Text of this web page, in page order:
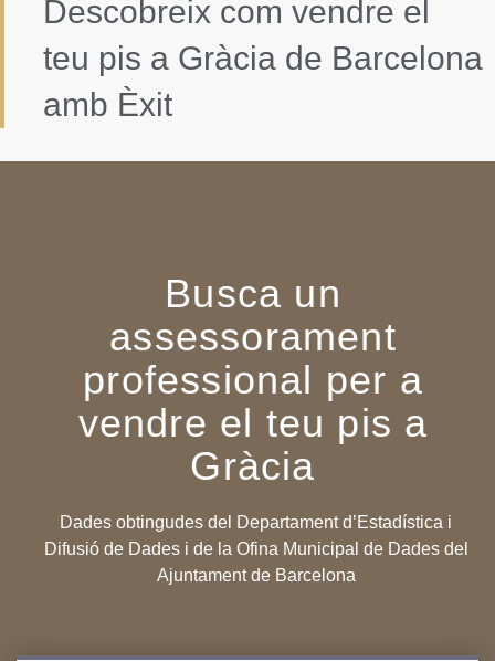
Descobreix com vendre el
teu pis a Gràcia de Barcelona
amb Èxit
Busca un
assessorament
professional per a
vendre el teu pis a
Gràcia
Dades obtingudes del Departament d’Estadística i
Difusió de Dades i de la Ofina Municipal de Dades del
Ajuntament de Barcelona